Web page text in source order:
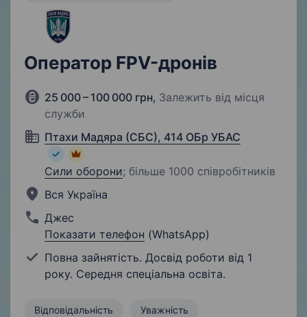
Оператор FPV-дронів
25 000 – 100 000 грн, Залежить від місця
служби
Птахи Мадяра (СБС), 414 ОБр УБАС
Сили оборони; більше 1000 співробітників
Вся Україна
Джес
Показати телефон (WhatsApp)
Повна зайнятість. Досвід роботи від 1
року. Середня спеціальна освіта.
Відповідальність Уважність